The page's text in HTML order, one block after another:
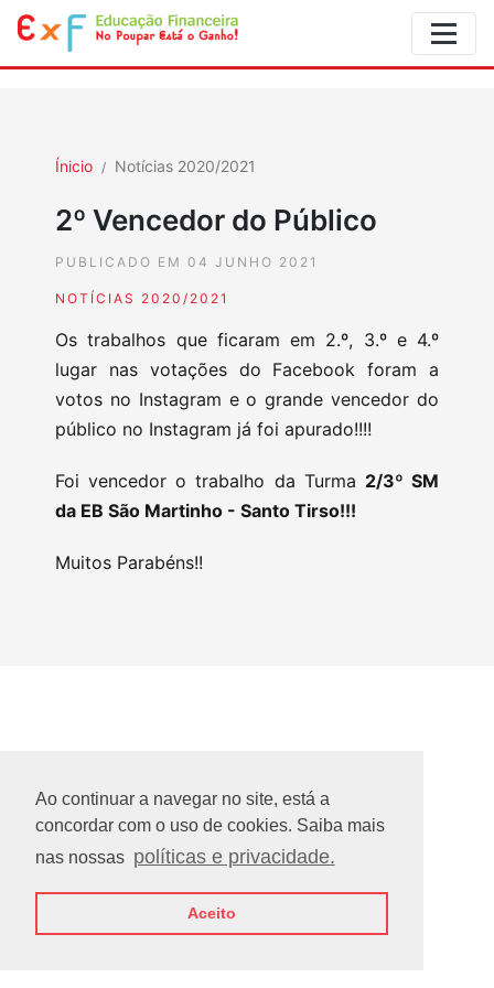
Ao continuar a navegar no site, está a
concordar com o uso de cookies. Saiba mais
nas nossas políticas e privacidade.
Aceito
Ínicio Notícias 2020/2021
2º Vencedor do Público
PUBLICADO EM 04 JUNHO 2021
NOTÍCIAS 2020/2021
Os trabalhos que ficaram em 2.º, 3.º e 4.º
lugar nas votações do Facebook foram a
votos no Instagram e o grande vencedor do
público no Instagram já foi apurado!!!!
Foi vencedor o trabalho da Turma 2/3º SM
da EB São Martinho - Santo Tirso!!!
Muitos Parabéns!!